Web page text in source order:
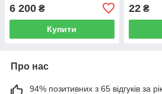
6 200 ₴
Купити
22₴
Про нас
94% позитивних з 65 відгуків за